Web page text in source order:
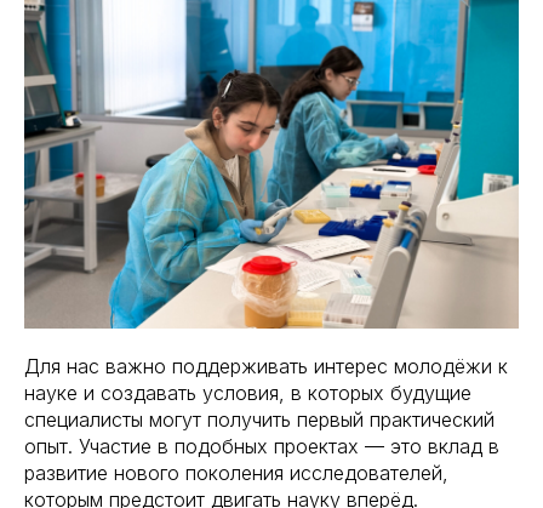
Для нас важно поддерживать интерес молодёжи к
науке и создавать условия, в которых будущие
специалисты могут получить первый практический
опыт. Участие в подобных проектах — это вклад в
развитие нового поколения исследователей,
которым предстоит двигать науку вперёд.